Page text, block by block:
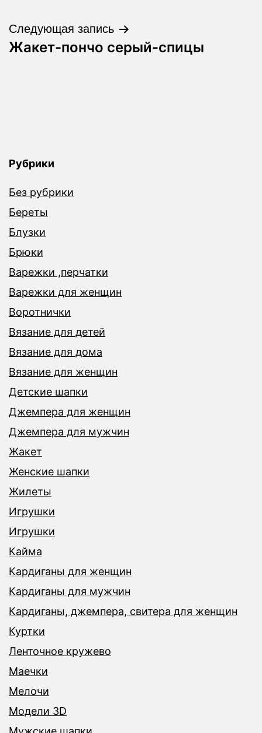
записям
Следующая запись
Жакет-пончо серый-спицы
Рубрики
Без рубрики
Береты
Блузки
Брюки
Варежки ,перчатки
Варежки для женщин
Воротнички
Вязание для детей
Вязание для дома
Вязание для женщин
Детские шапки
Джемпера для женщин
Джемпера для мужчин
Жакет
Женские шапки
Жилеты
Игрушки
Игрушки
Кайма
Кардиганы для женщин
Кардиганы для мужчин
Кардиганы, джемпера, свитера для женщин
Куртки
Ленточное кружево
Маечки
Мелочи
Модели 3D